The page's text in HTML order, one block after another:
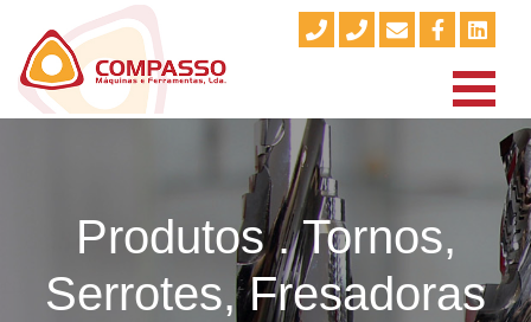
Produtos . Tornos,
Serrotes, Fresadoras